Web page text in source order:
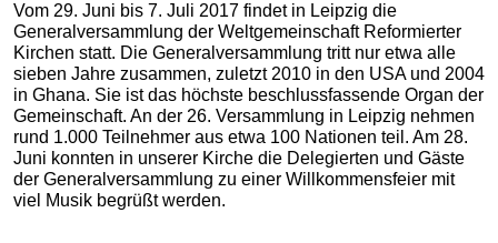
Vom 29. Juni bis 7. Juli 2017 findet in Leipzig die
Generalversammlung der Weltgemeinschaft Reformierter
Kirchen statt. Die Generalversammlung tritt nur etwa alle
sieben Jahre zusammen, zuletzt 2010 in den USA und 2004
in Ghana. Sie ist das höchste beschlussfassende Organ der
Gemeinschaft. An der 26. Versammlung in Leipzig nehmen
rund 1.000 Teilnehmer aus etwa 100 Nationen teil. Am 28.
Juni konnten in unserer Kirche die Delegierten und Gäste
der Generalversammlung zu einer Willkommensfeier mit
viel Musik begrüßt werden.